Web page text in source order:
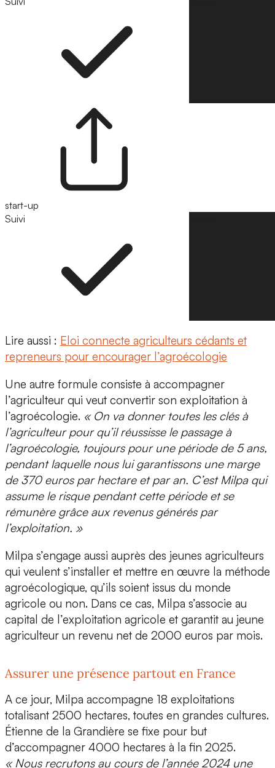
start-up
Suivi
Lire aussi : Eloi connecte agriculteurs cédants et
repreneurs pour encourager l’agroécologie
Une autre formule consiste à accompagner
l’agriculteur qui veut convertir son exploitation à
l’agroécologie. « On va donner toutes les clés à
l’agriculteur pour qu’il réussisse le passage à
l’agroécologie, toujours pour une période de 5 ans,
pendant laquelle nous lui garantissons une marge
de 370 euros par hectare et par an. C’est Milpa qui
assume le risque pendant cette période et se
rémunère grâce aux revenus générés par
l’exploitation. »
Milpa s’engage aussi auprès des jeunes agriculteurs
qui veulent s’installer et mettre en œuvre la méthode
agroécologique, qu’ils soient issus du monde
agricole ou non. Dans ce cas, Milpa s’associe au
capital de l’exploitation agricole et garantit au jeune
agriculteur un revenu net de 2000 euros par mois.
Assurer une présence partout en France
A ce jour, Milpa accompagne 18 exploitations
totalisant 2500 hectares, toutes en grandes cultures.
Étienne de la Grandière se fixe pour but
d’accompagner 4000 hectares à la fin 2025.
« Nous recrutons au cours de l’année 2024 une